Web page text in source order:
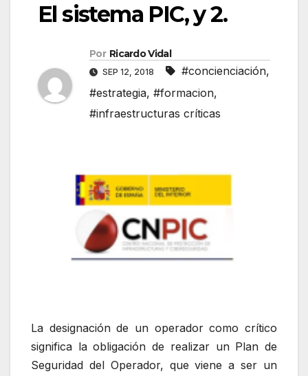
El sistema PIC, y 2.
Por Ricardo Vidal
SEP 12, 2018 #concienciación,
#estrategia, #formacion,
#infraestructuras críticas
La designación de un operador como crítico
significa la obligación de realizar un Plan de
Seguridad del Operador, que viene a ser un